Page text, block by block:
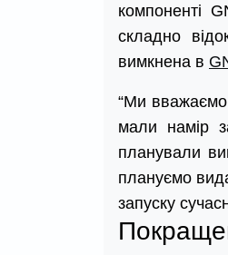
компоненті
складно
вимкнена в
“Ми вважаємо,
мали намір
планували
плануємо
запуску